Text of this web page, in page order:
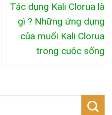
Tác dụng Kali Clorua là
gì ? Những ứng dụng
của muối Kali Clorua
trong cuộc sống